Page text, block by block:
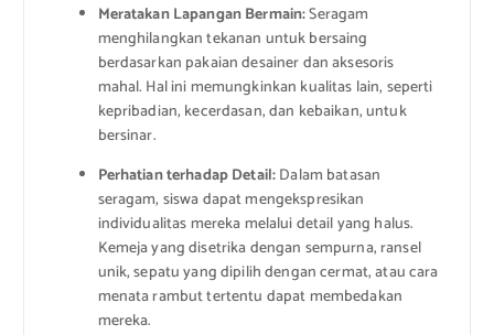
Meratakan Lapangan Bermain:Seragam
menghilangkan tekanan untuk bersaing
berdasarkan pakaian desainer dan aksesoris
mahal. Hal ini memungkinkan kualitas lain, seperti
kepribadian, kecerdasan, dan kebaikan, untuk
bersinar.
Perhatian terhadap Detail:Dalam batasan
seragam, siswa dapat mengekspresikan
individualitas mereka melalui detail yang halus.
Kemeja yang disetrika dengan sempurna, ransel
unik, sepatu yang dipilih dengan cermat, atau cara
menata rambut tertentu dapat membedakan
mereka.